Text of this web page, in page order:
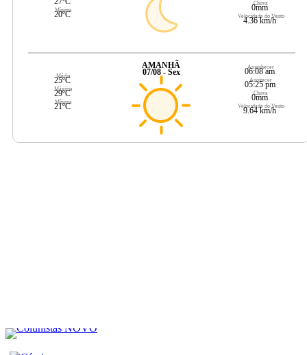
Mínima
20ºC
Chuva
0mm
Velocidade do Vento
4.36 km/h
Média
25ºC
Máxima
29ºC
Mínima
21ºC
AMANHÃ
07/08 - Sex
Amanhecer
06:08 am
Anoitecer
05:25 pm
Chuva
0mm
Velocidade do Vento
9.64 km/h